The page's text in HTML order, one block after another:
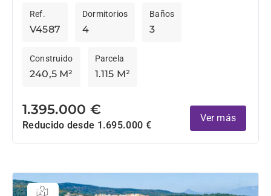
montaña...
V4587
Ref.
4
Dormitorios
3
Baños
240,5 M²
Construido
1.115 M²
Parcela
1.395.000 €
Reducido desde 1.695.000 €
Ver más